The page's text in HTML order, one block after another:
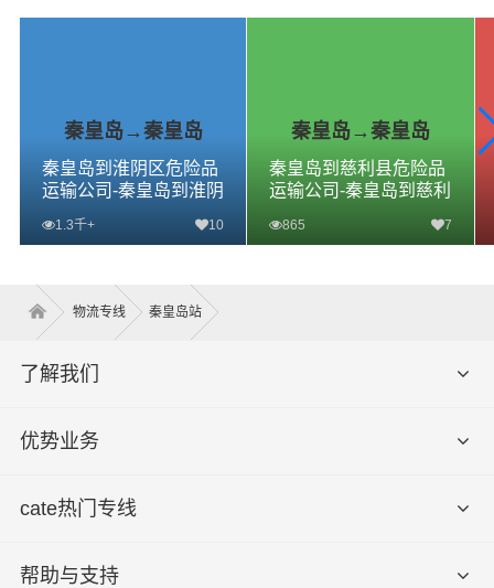
秦皇岛→秦皇岛
秦皇岛到淮阴区危险品
运输公司-秦皇岛到淮阴
岛到淮阴区危险品专线
1.3千+ 10
秦皇岛→秦皇岛
秦皇岛到慈利县危险品
运输公司-秦皇岛到慈利
岛到慈利县危险品专线
865 7
物流专线 秦皇岛站
了解我们
优势业务
cate热门专线
帮助与支持